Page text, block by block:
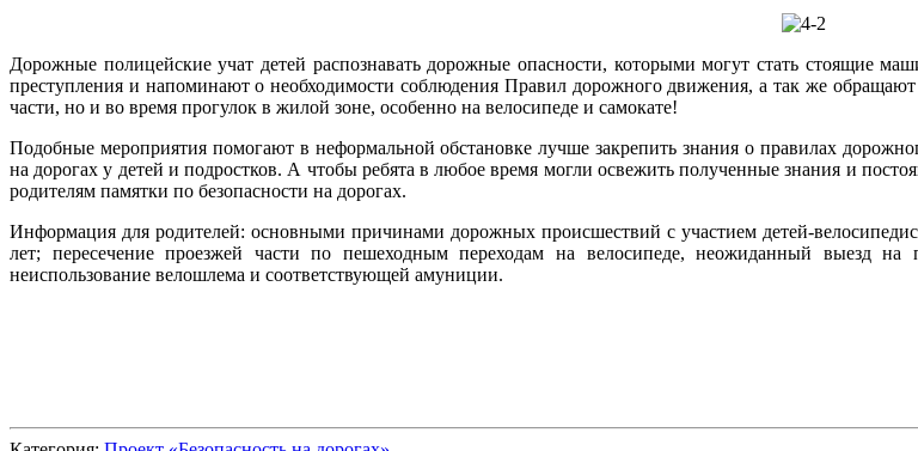
Дорожные полицейские учат детей распознавать дорожные опасности, которыми могут стать стоящие
преступления и напоминают о необходимости соблюдения Правил дорожного движения, а так же
части, но и во время прогулок в жилой зоне, особенно на велосипеде и самокате!
Подобные мероприятия помогают в неформальной обстановке лучше закрепить знания о правилах
на дорогах у детей и подростков. А чтобы ребята в любое время могли освежить полученные знания и
родителям памятки по безопасности на дорогах.
Информация для родителей: основными причинами дорожных происшествий с участием детей-
лет; пересечение проезжей части по пешеходным переходам на велосипеде, неожиданный выезд на
неиспользование велошлема и соответствующей амуниции.